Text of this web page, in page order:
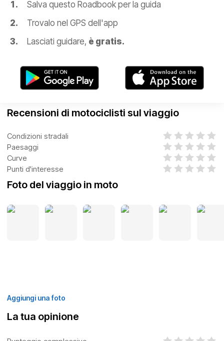
Salva questo Roadbook per la guida
Trovalo nel GPS dell'app
Lasciati guidare, è gratis.
Recensioni di motociclisti sul viaggio
Condizioni stradali
Paesaggi
Curve
Punti d'interesse
Foto del viaggio in moto
Aggiungi una foto
La tua opinione